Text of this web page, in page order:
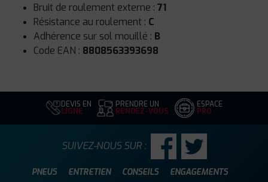
Bruit de roulement externe : 71
Résistance au roulement : C
Adhérence sur sol mouillé : B
Code EAN : 8808563393698
DEVIS EN
LIGNE
PRENDRE UN
RENDEZ-VOUS
ESPACE
PRO
PNEUS ENTRETIEN CONSEILS ENGAGEMENTS
SUIVEZ-NOUS SUR :